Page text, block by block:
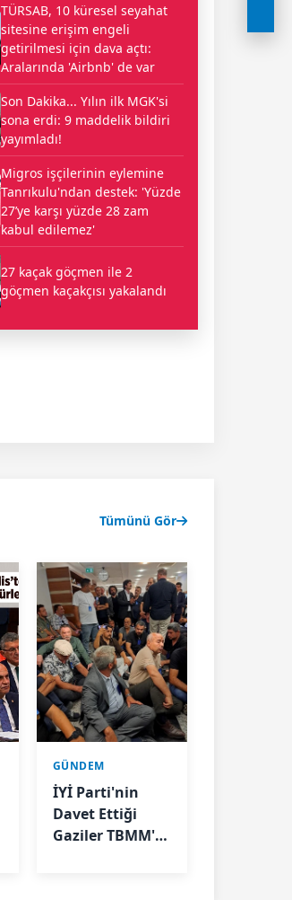
TÜRSAB, 10 küresel seyahat
sitesine erişim engeli
getirilmesi için dava açtı:
Aralarında 'Airbnb' de var
Son Dakika... Yılın ilk MGK'si
sona erdi: 9 maddelik bildiri
yayımladı!
Migros işçilerinin eylemine
Tanrıkulu'ndan destek: 'Yüzde
27’ye karşı yüzde 28 zam
kabul edilemez'
27 kaçak göçmen ile 2
göçmen kaçakçısı yakalandı
Tümünü Gör
GÜNDEM
İYİ Parti'nin
Davet Ettiği
Gaziler TBMM'ye